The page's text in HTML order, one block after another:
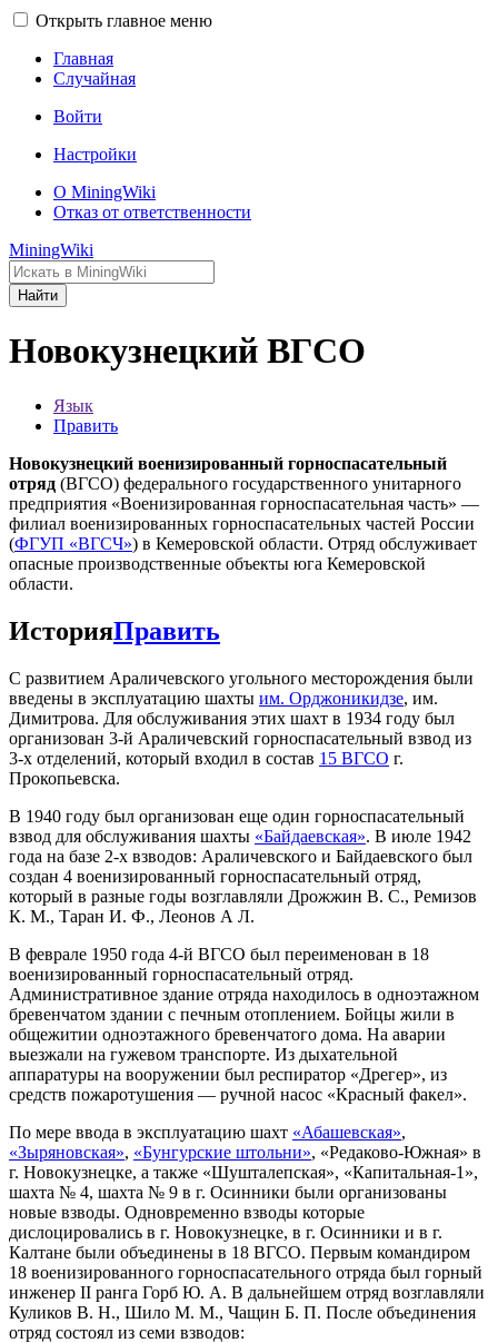
Открыть главное меню
Главная
Случайная
Войти
Настройки
О MiningWiki
Отказ от ответственности
MiningWiki
Найти
Новокузнецкий ВГСО
Язык
Править
Новокузнецкий военизированный горноспасательный
отряд (ВГСО) федерального государственного унитарного
предприятия «Военизированная горноспасательная часть» —
филиал военизированных горноспасательных частей России
(ФГУП «ВГСЧ») в Кемеровской области. Отряд обслуживает
опасные производственные объекты юга Кемеровской
области.
ИсторияПравить
С развитием Араличевского угольного месторождения были
введены в эксплуатацию шахты им. Орджоникидзе, им.
Димитрова. Для обслуживания этих шахт в 1934 году был
организован 3-й Араличевский горноспасательный взвод из
3-х отделений, который входил в состав 15 ВГСО г.
Прокопьевска.
В 1940 году был организован еще один горноспасательный
взвод для обслуживания шахты «Байдаевская». В июле 1942
года на базе 2-х взводов: Араличевского и Байдаевского был
создан 4 военизированный горноспасательный отряд,
который в разные годы возглавляли Дрожжин В. С., Ремизов
К. М., Таран И. Ф., Леонов А Л.
В феврале 1950 года 4-й ВГСО был переименован в 18
военизированный горноспасательный отряд.
Административное здание отряда находилось в одноэтажном
бревенчатом здании с печным отоплением. Бойцы жили в
общежитии одноэтажного бревенчатого дома. На аварии
выезжали на гужевом транспорте. Из дыхательной
аппаратуры на вооружении был респиратор «Дрегер», из
средств пожаротушения — ручной насос «Красный факел».
По мере ввода в эксплуатацию шахт «Абашевская»,
«Зыряновская», «Бунгурские штольни», «Редаково-Южная» в
г. Новокузнецке, а также «Шушталепская», «Капитальная-1»,
шахта № 4, шахта № 9 в г. Осинники были организованы
новые взводы. Одновременно взводы которые
дислоцировались в г. Новокузнецке, в г. Осинники и в г.
Калтане были объединены в 18 ВГСО. Первым командиром
18 военизированного горноспасательного отряда был горный
инженер II ранга Горб Ю. А. В дальнейшем отряд возглавляли
Куликов В. Н., Шило М. М., Чащин Б. П. После объединения
отряд состоял из семи взводов: